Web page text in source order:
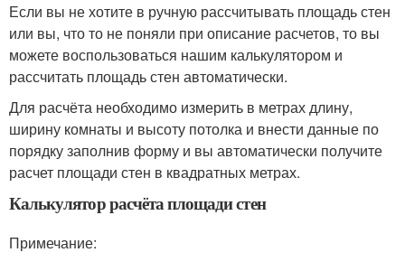
Если вы не хотите в ручную рассчитывать площадь стен
или вы, что то не поняли при описание расчетов, то вы
можете воспользоваться нашим калькулятором и
рассчитать площадь стен автоматически.
Для расчёта необходимо измерить в метрах длину,
ширину комнаты и высоту потолка и внести данные по
порядку заполнив форму и вы автоматически получите
расчет площади стен в квадратных метрах.
Калькулятор расчёта площади стен
Примечание: